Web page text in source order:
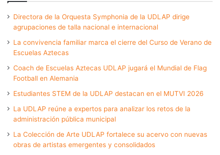
Directora de la Orquesta Symphonia de la UDLAP dirige
agrupaciones de talla nacional e internacional
La convivencia familiar marca el cierre del Curso de Verano de
Escuelas Aztecas
Coach de Escuelas Aztecas UDLAP jugará el Mundial de Flag
Football en Alemania
Estudiantes STEM de la UDLAP destacan en el MUTVI 2026
La UDLAP reúne a expertos para analizar los retos de la
administración pública municipal
La Colección de Arte UDLAP fortalece su acervo con nuevas
obras de artistas emergentes y consolidados